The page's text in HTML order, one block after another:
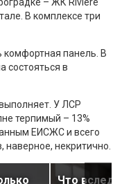
В комплексе три
комфортная панель. В
состояться в
У ЛСР
терпимый – 13%
ЕИСЖС и всего
некритично.
Что вслед